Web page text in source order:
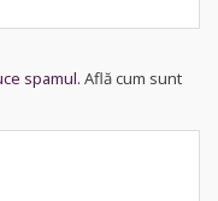
spamul. Află cum sunt